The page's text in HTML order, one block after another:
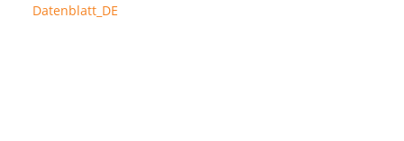
Datenblatt_DE